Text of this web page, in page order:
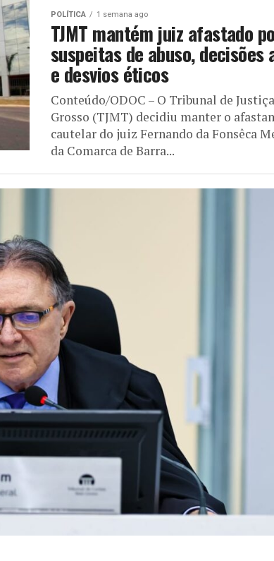
POLÍTICA 1 semana ago
TJMT mantém juiz afastado
suspeitas de abuso, decisões
e desvios éticos
Conteúdo/ODOC – O Tribunal de
Grosso (TJMT) decidiu manter o
cautelar do juiz Fernando da Fonsêca
da Comarca de Barra...